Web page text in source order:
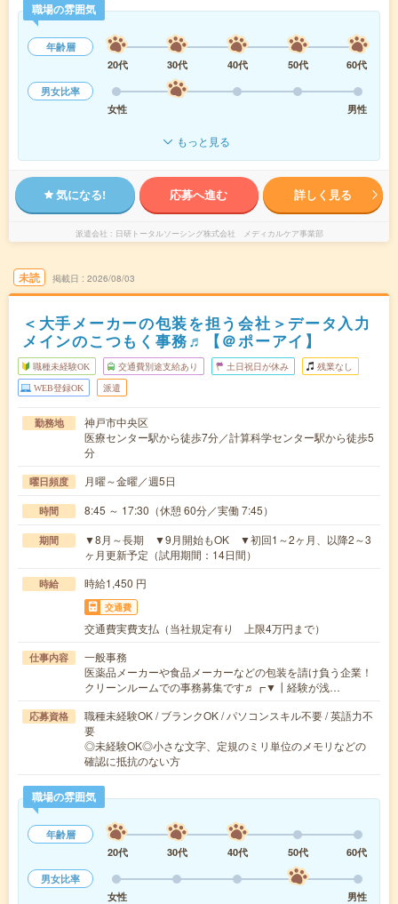
職場の雰囲気
年齢層
20代
30代 40代 50代
60代
男女比率
女性
男性
もっと見る
気になる! 応募へ進む 詳しく見る
派遣会社 日研トータルソーシング株式会社 メディカルケア事業部
未読 掲載日 2026/08/03
＜大手メーカーの包装を担う会社＞データ入力
メインのこつもく事務♬【＠ポーアイ】
職種未経験OK 交通費別途支給あり 土日祝日が休み 残業なし
WEB登録OK 派遣
勤務地
神戸市中央区
医療センター駅から徒歩7分／計算科学センター駅から徒歩5
分
曜日頻度 月曜～金曜／週5日
時間 8:45 ～ 17:30（休憩 60分／実働 7:45）
期間
▼8月～長期 ▼9月開始もOK ▼初回1～2ヶ月、以降2～3
ヶ月更新予定（試用期間：14日間）
時給 時給1,450 円
交通費
交通費実費支払（当社規定有り 上限4万円まで）
仕事内容
一般事務
医薬品メーカーや食品メーカーなどの包装を請け負う企業！
クリーンルームでの事務募集です♬┏▼┃経験が浅…
応募資格
職種未経験OK / ブランクOK / パソコンスキル不要 / 英語力不
要
◎未経験OK◎小さな文字、定規のミリ単位のメモリなどの
確認に抵抗のない方
職場の雰囲気
年齢層
20代
30代 40代 50代
60代
男女比率
女性
男性